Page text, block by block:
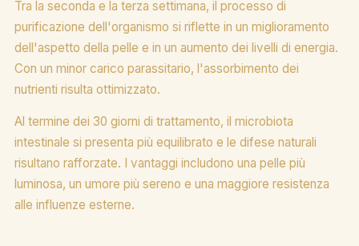
Tra la seconda e la terza settimana, il processo di
purificazione dell'organismo si riflette in un miglioramento
dell'aspetto della pelle e in un aumento dei livelli di energia.
Con un minor carico parassitario, l'assorbimento dei
nutrienti risulta ottimizzato.
Al termine dei 30 giorni di trattamento, il microbiota
intestinale si presenta più equilibrato e le difese naturali
risultano rafforzate. I vantaggi includono una pelle più
luminosa, un umore più sereno e una maggiore resistenza
alle influenze esterne.